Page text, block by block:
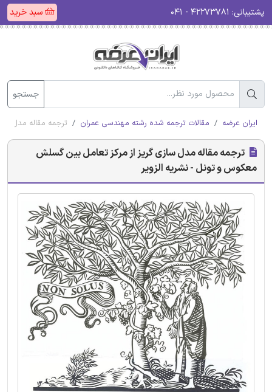
پشتیبانی: سبد خرید
جستجو
ایران عرضه مقالات ترجمه شده رشته مهندسی عمران ترجمه مقاله مدل
ترجمه مقاله مدل سازی گریز از مرکز تعامل بین گسلش
معکوس و تونل - نشریه الزویر